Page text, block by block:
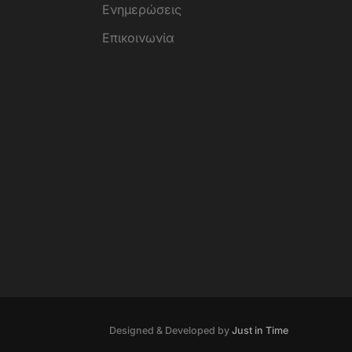
Ενημερώσεις
Επικοινωνία
Designed & Developed byJust in Time